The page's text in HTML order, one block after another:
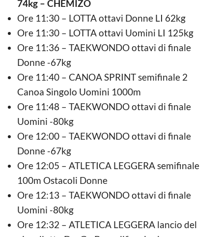
74kg – CHEMIZO
Ore 11:30 – LOTTA ottavi Donne LI 62kg
Ore 11:30 – LOTTA ottavi Uomini LI 125kg
Ore 11:36 – TAEKWONDO ottavi di finale
Donne -67kg
Ore 11:40 – CANOA SPRINT semifinale 2
Canoa Singolo Uomini 1000m
Ore 11:48 – TAEKWONDO ottavi di finale
Uomini -80kg
Ore 12:00 – TAEKWONDO ottavi di finale
Donne -67kg
Ore 12:05 – ATLETICA LEGGERA semifinale
100m Ostacoli Donne
Ore 12:13 – TAEKWONDO ottavi di finale
Uomini -80kg
Ore 12:32 – ATLETICA LEGGERA lancio del